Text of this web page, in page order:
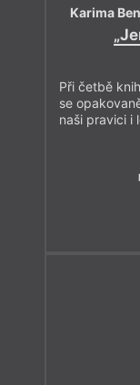
Karima
Při četbě
se
naši pravici i